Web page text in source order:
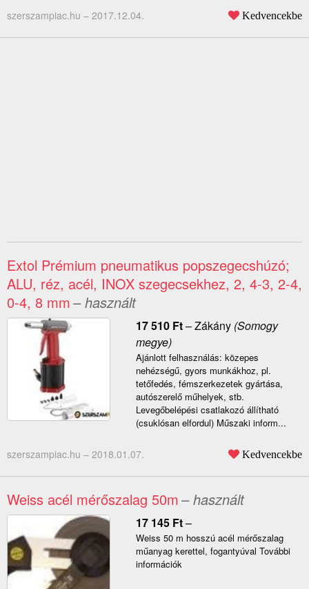
szerszampiac.hu – 2017.12.04. Kedvencekbe
Extol Prémium pneumatikus popszegecshúzó;
ALU, réz, acél, INOX szegecsekhez, 2, 4-3, 2-4,
0-4, 8 mm– használt
17 510 Ft–Zákány(Somogy
megye)
Ajánlott felhasználás: közepes
nehézségű, gyors munkákhoz, pl.
tetőfedés, fémszerkezetek gyártása,
autószerelő műhelyek, stb.
Levegőbelépési csatlakozó állítható
(csuklósan elfordul) Műszaki inform...
szerszampiac.hu – 2018.01.07. Kedvencekbe
Weiss acél mérőszalag 50m– használt
17 145 Ft–
Weiss 50 m hosszú acél mérőszalag
műanyag kerettel, fogantyúval További
információk